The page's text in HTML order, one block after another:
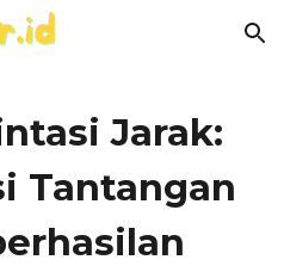
Skip to navigation
Jarak:
Tantangan